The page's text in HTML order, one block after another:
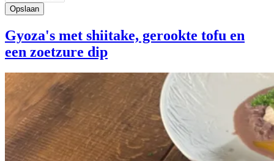
Gyoza's met shiitake, gerookte tofu en
een zoetzure dip